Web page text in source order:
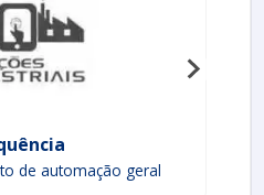
de automação geral